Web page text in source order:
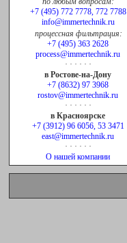
+7 (495) 772 7778, 772 7788
info@immertechnik.ru
процессная фильтрация:
+7 (495) 363 2628
process@immertechnik.ru
· · · · · ·
в Ростове-на-Дону
+7 (8632) 97 3968
rostov@immertechnik.ru
· · · · · ·
в Красноярске
+7 (3912) 96 6056, 53 3471
east@immertechnik.ru
· · · · · ·
О нашей компании